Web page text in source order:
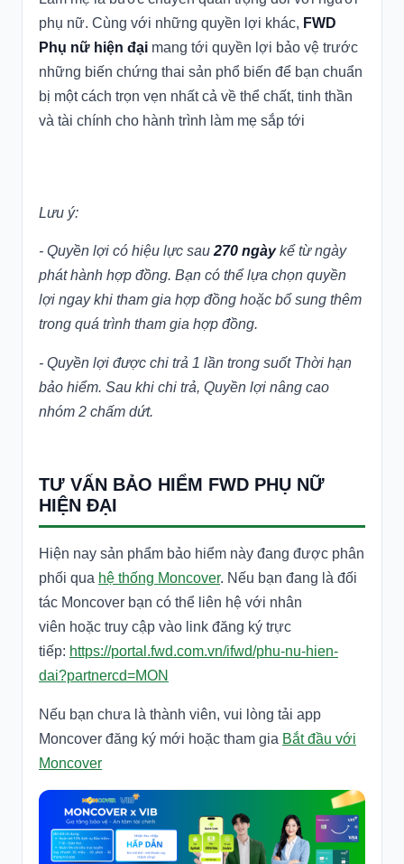
phụ nữ. Cùng với những quyền lợi khác, FWD
Phụ nữ hiện đại mang tới quyền lợi bảo vệ trước
những biến chứng thai sản phổ biến để bạn chuẩn
bị một cách trọn vẹn nhất cả về thể chất, tinh thần
và tài chính cho hành trình làm mẹ sắp tới
Lưu ý:
- Quyền lợi có hiệu lực sau 270 ngàykể từ ngày
phát hành hợp đồng. Bạn có thể lựa chọn quyền
lợi ngay khi tham gia hợp đồng hoặc bổ sung thêm
trong quá trình tham gia hợp đồng.
- Quyền lợi được chi trả 1 lần trong suốt Thời hạn
bảo hiểm. Sau khi chi trả, Quyền lợi nâng cao
nhóm 2 chấm dứt.
TƯ VẤN BẢO HIỂM FWD PHỤ NỮ
HIỆN ĐẠI
Hiện nay sản phẩm bảo hiểm này đang được phân
phối qua hệ thống Moncover. Nếu bạn đang là đối
tác Moncover bạn có thể liên hệ với nhân
viên hoặc truy cập vào link đăng ký trực
tiếp: https://portal.fwd.com.vn/ifwd/phu-nu-hien-
dai?partnercd=MON
Nếu bạn chưa là thành viên, vui lòng tải app
Moncover đăng ký mới hoặc tham gia Bắt đầu với
Moncover